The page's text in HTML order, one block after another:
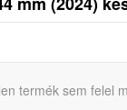
termék sem felel